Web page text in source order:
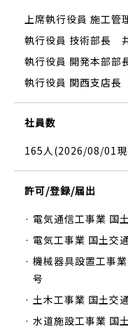
上席執行役員 施工管
執行役員 技術部長
執行役員 開発本部部
執行役員 関西支店長
社員数
165人(2026/08/01
許可/登録/届出
· 電気通信工事業 国
· 電気工事業 国土交
· 機械器具設置工事
号
· 土木工事業 国土交
· 水道施設工事業 国